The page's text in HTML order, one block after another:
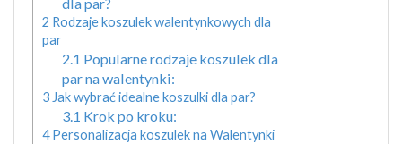
2 Rodzaje koszulek walentynkowych dla
par
2.1 Popularne rodzaje koszulek dla
par na walentynki:
3 Jak wybrać idealne koszulki dla par?
3.1 Krok po kroku:
4Personalizacja koszulek na Walentynki